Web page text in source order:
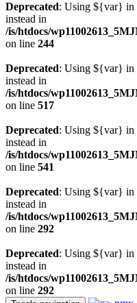
Deprecated: Using ${var} in
instead in
/is/htdocs/
on line 244
Deprecated: Using ${var} in
instead in
/is/htdocs/
on line 517
Deprecated: Using ${var} in
instead in
/is/htdocs/
on line 541
Deprecated: Using ${var} in
instead in
/is/htdocs/
on line 292
Deprecated: Using ${var} in
instead in
/is/htdocs/
on line 292